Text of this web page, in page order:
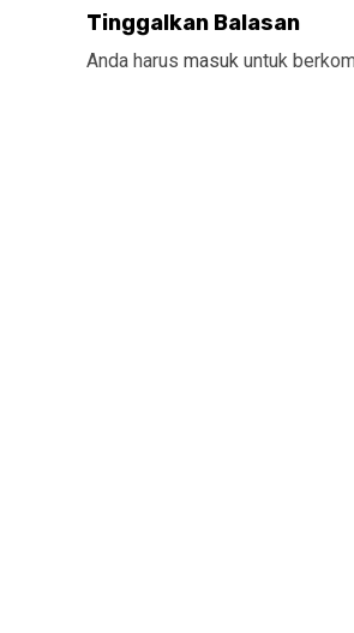
Tinggalkan Balasan
Anda harus masuk untuk